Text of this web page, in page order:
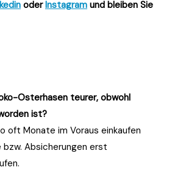
oderInstagram und bleiben Sie
Osterhasen teurer, obwohl
ist?
oft Monate im Voraus einkaufen
Absicherungen erst